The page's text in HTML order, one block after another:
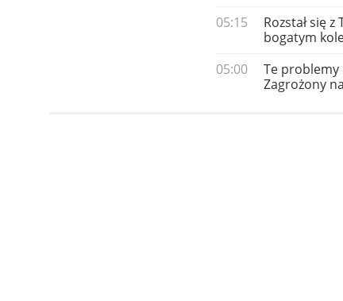
05:15
Rozstał się
bogatym
05:00
Te problemy
Zagrożony